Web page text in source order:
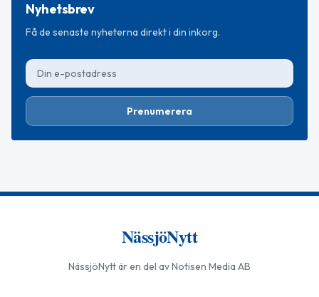
Nyhetsbrev
Få de senaste nyheterna direkt i din inkorg.
Prenumerera
NässjöNytt
NässjöNyttär en del av Notisen Media AB